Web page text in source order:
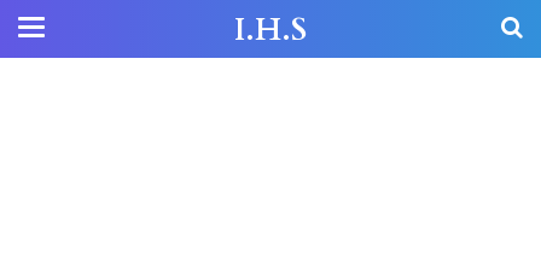
I.H.S